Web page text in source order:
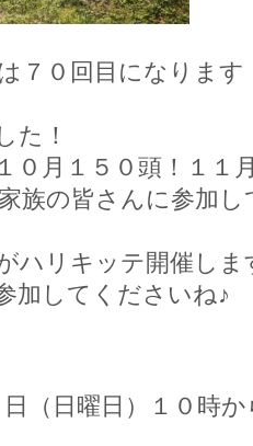
７０回目になります
た！
０月１５０頭！１１
族の皆さんに参加
ハリキッテ開催しま
加してくださいね♪
日（日曜日）１０時